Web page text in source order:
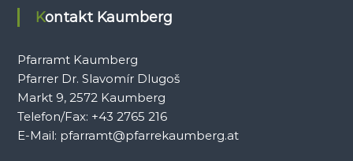
Kontakt Kaumberg
Pfarramt Kaumberg
Pfarrer Dr. Slavomír Dlugoš
Markt 9, 2572 Kaumberg
Telefon/Fax: +43 2765 216
E-Mail: pfarramt@pfarrekaumberg.at